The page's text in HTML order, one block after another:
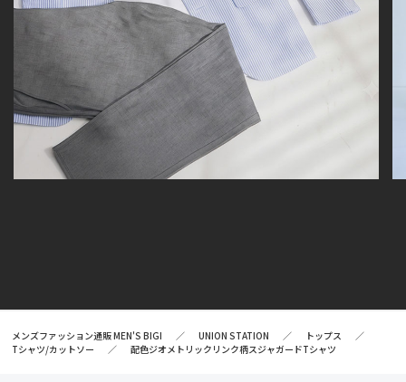
メンズファッション通販 MEN'S BIGI UNION STATION
トップス
Tシャツ/カットソー
配色ジオメトリックリンク柄スジャガードTシャツ